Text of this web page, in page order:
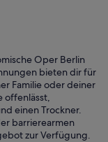
Oper Berlin
bieten dir für
Familie oder deiner
offenlässt,
einen Trockner.
barrierearmen
zur Verfügung.